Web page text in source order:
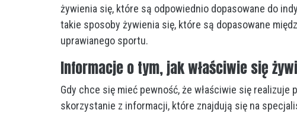
żywienia się, które są odpowiednio dopasowane do
takie sposoby żywienia się, które są dopasowane
uprawianego sportu.
Informacje o tym, jak właściwie się
Gdy chce się mieć pewność, że właściwie się
skorzystanie z informacji, które znajdują się na